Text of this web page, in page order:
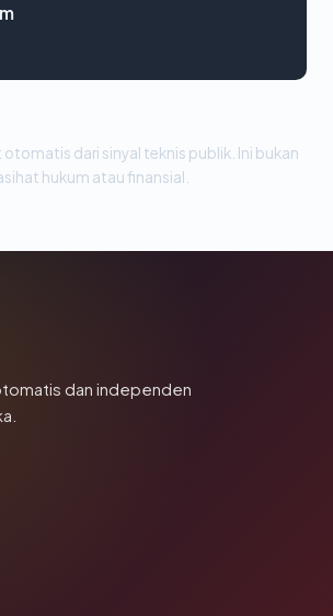
dari sinyal teknis publik. Ini bukan
hukum atau finansial.
dan independen